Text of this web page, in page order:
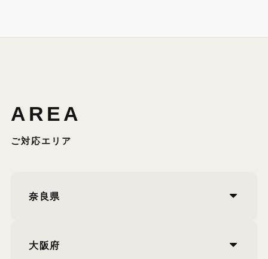
AREA
ご対応エリア
奈良県
大阪府